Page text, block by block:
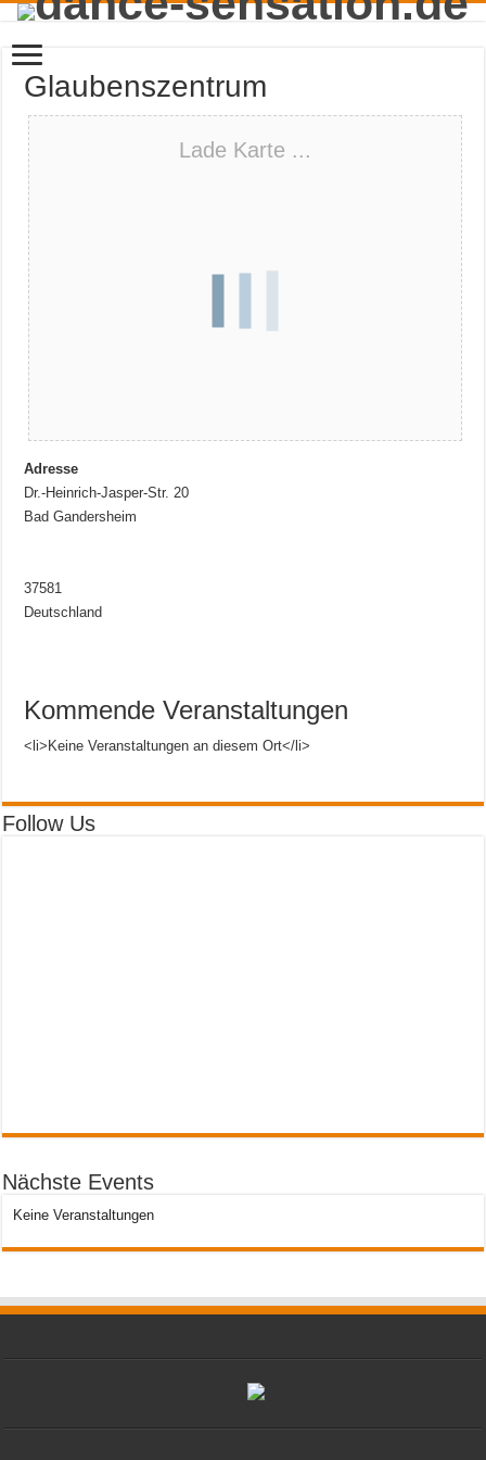
Glaubenszentrum
Lade Karte ...
Adresse
Dr.-Heinrich-Jasper-Str. 20
Bad Gandersheim
37581
Deutschland
Kommende Veranstaltungen
<li>Keine Veranstaltungen an diesem Ort</li>
Follow Us
Nächste Events
Keine Veranstaltungen